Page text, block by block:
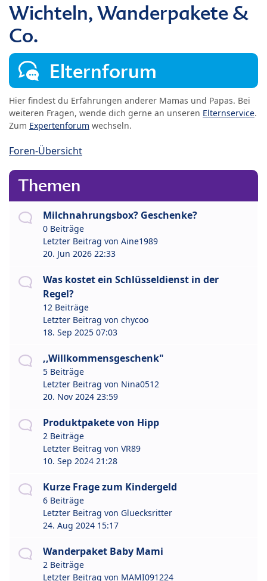
Wichteln, Wanderpakete &
Co.
Elternforum
Hier findest du Erfahrungen anderer Mamas und Papas. Bei
weiteren Fragen, wende dich gerne an unseren Elternservice.
Zum Expertenforum wechseln.
Foren-Übersicht
Themen
Milchnahrungsbox? Geschenke?
0 Beiträge
Letzter Beitrag von Aine1989
20. Jun 2026 22:33
Was kostet ein Schlüsseldienst in der
Regel?
12 Beiträge
Letzter Beitrag von chycoo
18. Sep 2025 07:03
,,Willkommensgeschenk"
5 Beiträge
Letzter Beitrag von Nina0512
20. Nov 2024 23:59
Produktpakete von Hipp
2 Beiträge
Letzter Beitrag von VR89
10. Sep 2024 21:28
Kurze Frage zum Kindergeld
6 Beiträge
Letzter Beitrag von Gluecksritter
24. Aug 2024 15:17
Wanderpaket Baby Mami
2 Beiträge
Letzter Beitrag von MAMI091224